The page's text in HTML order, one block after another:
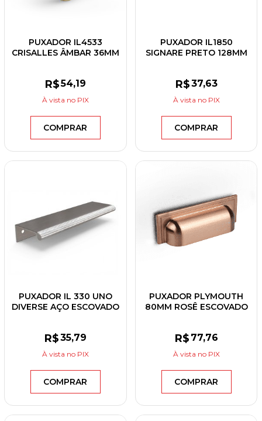
PUXADOR IL4533
CRISALLES ÂMBAR 36MM
R$54,19
À vista no PIX
COMPRAR
PUXADOR IL1850
SIGNARE PRETO 128MM
R$37,63
À vista no PIX
COMPRAR
PUXADOR IL 330 UNO
DIVERSE AÇO ESCOVADO
R$35,79
À vista no PIX
COMPRAR
PUXADOR PLYMOUTH
80MM ROSÊ ESCOVADO
R$ 77,76
À vista no PIX
COMPRAR